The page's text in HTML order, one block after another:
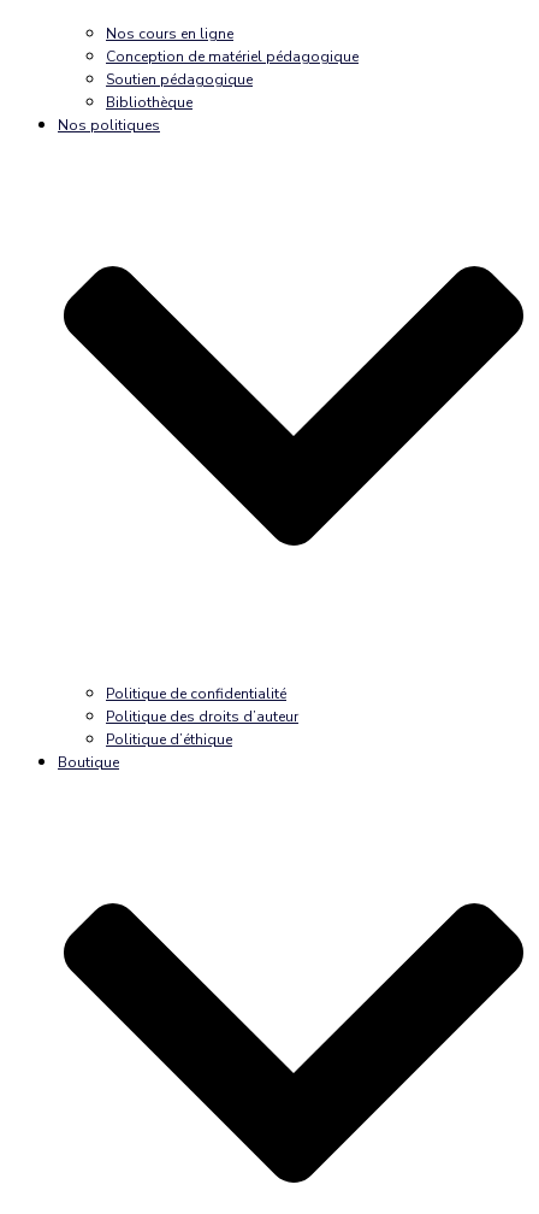
Nos cours en ligne
Conception de matériel pédagogique
Soutien pédagogique
Bibliothèque
Nos politiques
Politique de confidentialité
Politique des droits d’auteur
Politique d’éthique
Boutique